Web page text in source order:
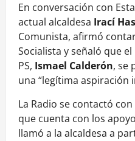
En conversación con
actual alcaldesa Irací
Comunista, afirmó
Socialista y señaló que
PS, Ismael Calderón, se
una “legítima aspiración
La Radio se contactó
que cuenta con los
llamó a la alcaldesa a